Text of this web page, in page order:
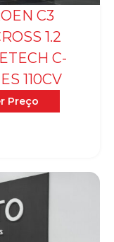
C3
1.2
C-
110CV
Preço